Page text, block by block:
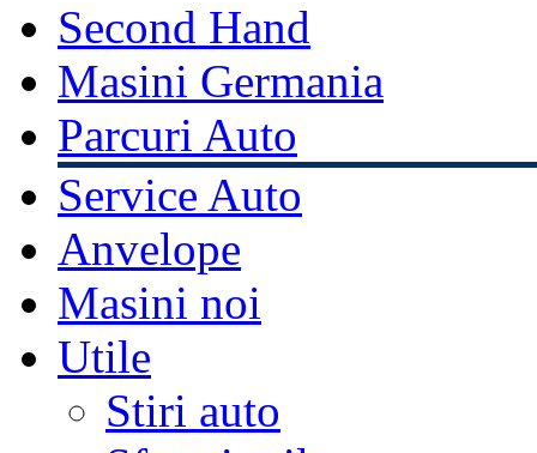
Second Hand
Masini Germania
Parcuri Auto
Service Auto
Anvelope
Masini noi
Utile
Stiri auto